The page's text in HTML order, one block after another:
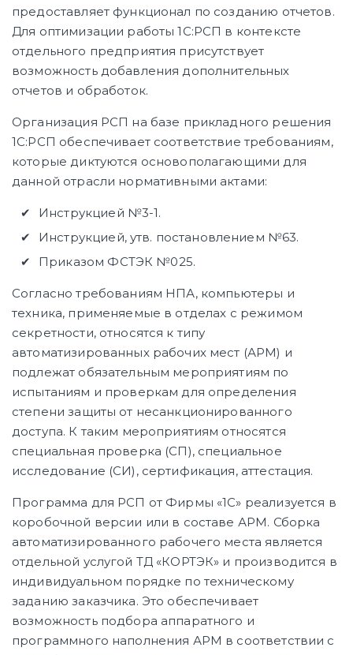
предоставляет функционал по созданию отчетов.
Для оптимизации работы 1С:РСП в контексте
отдельного предприятия присутствует
возможность добавления дополнительных
отчетов и обработок.
Организация РСП на базе прикладного решения
1С:РСП обеспечивает соответствие требованиям,
которые диктуются основополагающими для
данной отрасли нормативными актами:
Инструкцией №3-1.
Инструкцией, утв. постановлением №63.
Приказом ФСТЭК №025.
Согласно требованиям НПА, компьютеры и
техника, применяемые в отделах с режимом
секретности, относятся к типу
автоматизированных рабочих мест (АРМ) и
подлежат обязательным мероприятиям по
испытаниям и проверкам для определения
степени защиты от несанкционированного
доступа. К таким мероприятиям относятся
специальная проверка (СП), специальное
исследование (СИ), сертификация, аттестация.
Программа для РСП от Фирмы «1С» реализуется в
коробочной версии или в составе АРМ. Сборка
автоматизированного рабочего места является
отдельной услугой ТД «КОРТЭК» и производится в
индивидуальном порядке по техническому
заданию заказчика. Это обеспечивает
возможность подбора аппаратного и
программного наполнения АРМ в соответствии с